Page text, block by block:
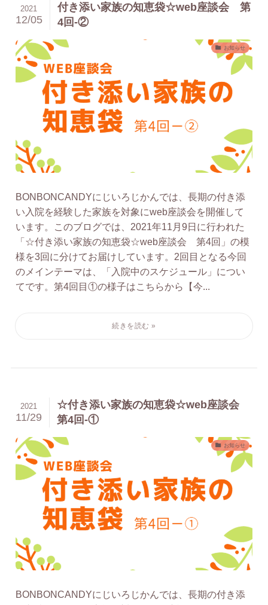
付き添い家族の知恵袋☆web座談会 第
4回-②
2021
12/05
お知らせ
BONBONCANDYにじいろじかんでは、長期の付き添
い入院を経験した家族を対象にweb座談会を開催して
います。このブログでは、2021年11月9日に行われた
「☆付き添い家族の知恵袋☆web座談会 第4回」の模
様を3回に分けてお届けしています。2回目となる今回
のメインテーマは、「入院中のスケジュール」につい
てです。第4回目①の様子はこちらから【今...
☆付き添い家族の知恵袋☆web座談会
第4回-①
2021
11/29
お知らせ
BONBONCANDYにじいろじかんでは、長期の付き添